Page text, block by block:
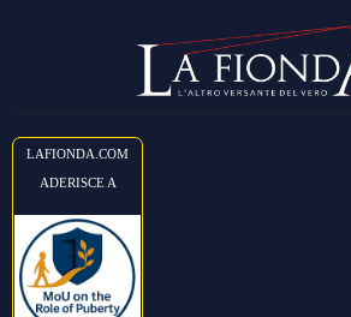
LAFIONDA.COM
ADERISCE A